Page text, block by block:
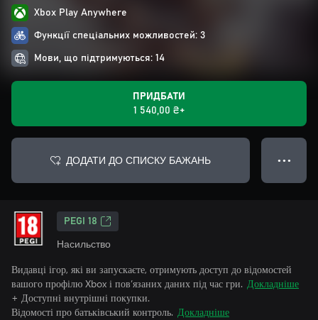
Xbox Play Anywhere
Функції спеціальних можливостей: 3
Мови, що підтримуються: 14
ПРИДБАТИ
1 540,00 ₴+
ДОДАТИ ДО СПИСКУ БАЖАНЬ ● ● ●
PEGI 18
Насильство
Видавці ігор, які ви запускаєте, отримують доступ до відомостей
вашого профілю Xbox і пов’язаних даних під час гри. Докладніше
+ Доступні внутрішні покупки.
Відомості про батьківський контроль. Докладніше